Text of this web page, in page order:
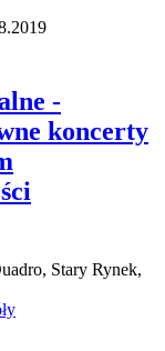
-
koncerty
Stary Rynek,